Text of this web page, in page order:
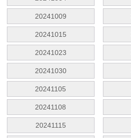
20241009
20241015
20241023
20241030
20241105
20241108
20241115